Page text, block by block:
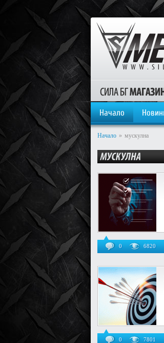
Начало
Начало » мускулна
0 6820
0 7801